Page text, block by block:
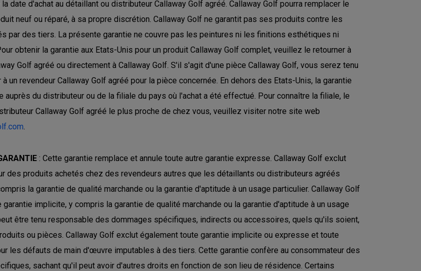
date d'achat au détaillant ou distributeur Callaway Golf agréé. Callaway Golf pourra remplacer le
neuf ou réparé, à sa propre discrétion. Callaway Golf ne garantit pas ses produits contre les
par des tiers. La présente garantie ne couvre pas les peintures ni les finitions esthétiques ni
obtenir la garantie aux Etats-Unis pour un produit Callaway Golf complet, veuillez le retourner à
Golf agréé ou directement à Callaway Golf. S'il s'agit d'une pièce Callaway Golf, vous serez tenu
un revendeur Callaway Golf agréé pour la pièce concernée. En dehors des Etats-Unis, la garantie
auprès du distributeur ou de la filiale du pays où l'achat a été effectué. Pour connaître la filiale, le
Callaway Golf agréé le plus proche de chez vous, veuillez visiter notre site web
.
: Cette garantie remplace et annule toute autre garantie expresse. Callaway Golf exclut
des produits achetés chez des revendeurs autres que les détaillants ou distributeurs agréés
la garantie de qualité marchande ou la garantie d'aptitude à un usage particulier. Callaway Golf
implicite, y compris la garantie de qualité marchande ou la garantie d'aptitude à un usage
être tenu responsable des dommages spécifiques, indirects ou accessoires, quels qu'ils soient,
ou pièces. Callaway Golf exclut également toute garantie implicite ou expresse et toute
les défauts de main d'œuvre imputables à des tiers. Cette garantie confère au consommateur des
sachant qu'il peut avoir d'autres droits en fonction de son lieu de résidence. Certains